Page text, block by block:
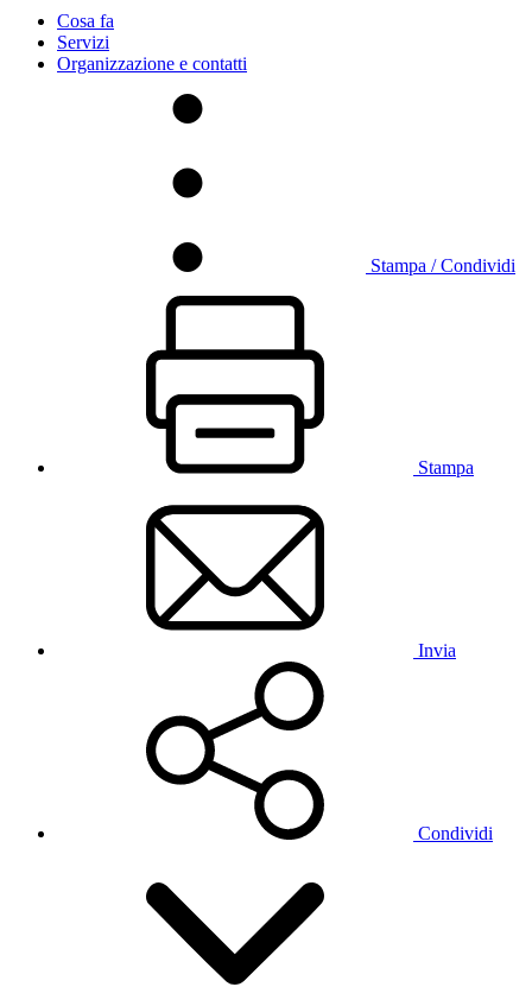
Cosa fa
Servizi
Organizzazione e contatti
Stampa / Condividi
Stampa
Invia
Condividi